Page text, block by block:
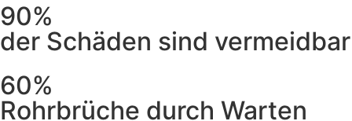
90%
der Schäden sind vermeidbar
60%
Rohrbrüche durch Warten